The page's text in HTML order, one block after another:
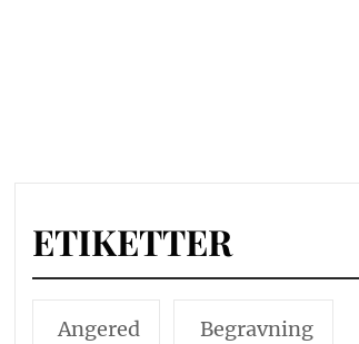
ETIKETTER
Angered Begravning